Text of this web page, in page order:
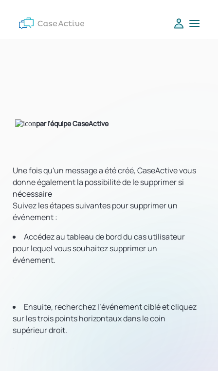
par l'équipe CaseActive
Une fois qu'un message a été créé, CaseActive vous
donne également la possibilité de le supprimer si
nécessaire
Suivez les étapes suivantes pour supprimer un
événement :
Accédez au tableau de bord du cas utilisateur
pour lequel vous souhaitez supprimer un
événement.
Ensuite, recherchez l’événement ciblé et cliquez
sur les trois points horizontaux dans le coin
supérieur droit.